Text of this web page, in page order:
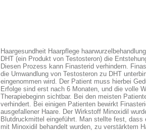
Haargesundheit Haarpflege
DHT (ein Produkt von Testosteron) die
Diesen Prozess kann Finasterid verhindern.
die Umwandlung von Testosteron zu DHT
eingenommen wird. Der Patient muss hierbei
Erfolge sind erst nach 6 Monaten, und die volle
Therapiebeginn sichtbar. Bei den meisten
verhindert. Bei einigen Patienten bewirkt
ausgefallener Haare. Der Wirkstoff Minoxidil
Blutdruckmittel eingeführt. Man stellte fest, dass
mit Minoxidil behandelt wurden, zu verstärktem